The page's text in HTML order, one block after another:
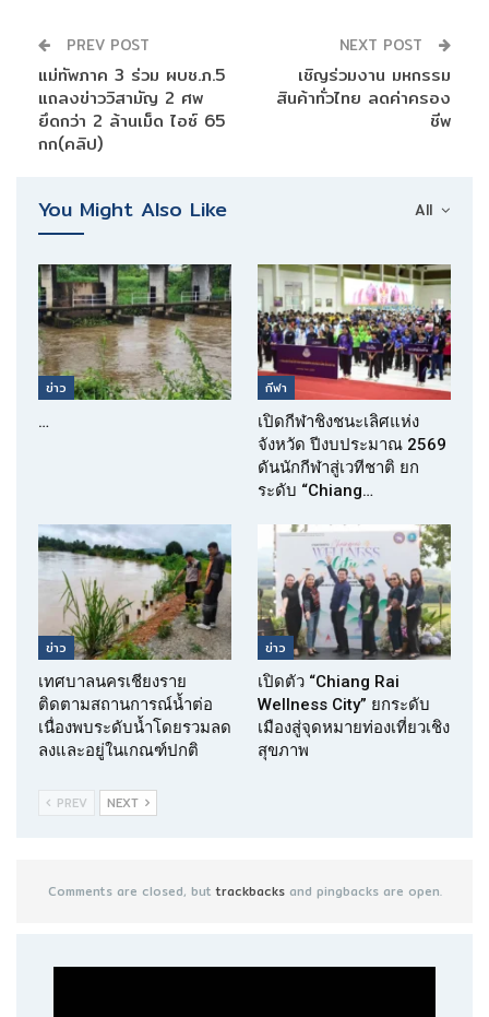
PREV POST
แม่ทัพภาค 3 ร่วม ผบช.ภ.5
แถลงข่าววิสามัญ 2 ศพ
ยึดกว่า 2 ล้านเม็ด ไอซ์ 65
กก(คลิป)
NEXT POST
เชิญร่วมงาน มหกรรม
สินค้าทั่วไทย ลดค่าครอง
ชีพ
All
You Might Also Like
ข่าว
…
กีฬา
เปิดกีฬาชิงชนะเลิศแห่ง
จังหวัด ปีงบประมาณ 2569
ดันนักกีฬาสู่เวทีชาติ ยก
ระดับ “Chiang…
ข่าว
เทศบาลนครเชียงราย
ติดตามสถานการณ์น้ำต่อ
เนื่องพบระดับน้ำโดยรวมลด
ลงและอยู่ในเกณฑ์ปกติ
ข่าว
เปิดตัว “Chiang Rai
Wellness City” ยกระดับ
เมืองสู่จุดหมายท่องเที่ยวเชิง
สุขภาพ
PREV NEXT
Comments are closed, buttrackbacksand pingbacks are open.